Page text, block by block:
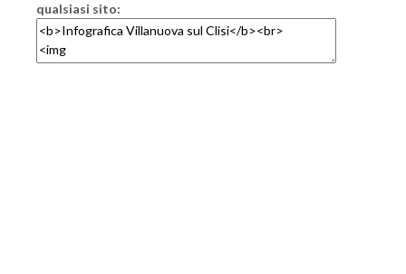
qualsiasi sito: